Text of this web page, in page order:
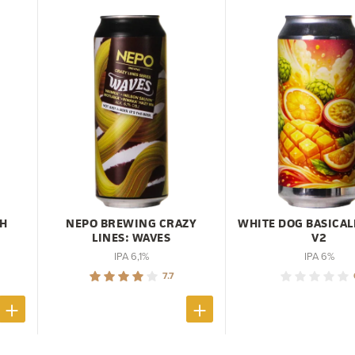
NEPO BREWING CRAZY
LINES: WAVES
IPA 6,1%
7.7
WHITE DOG
V2
IPA 6%